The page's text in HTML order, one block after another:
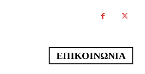
ΕΠΙΚΟΙΝΩΝΙΑ